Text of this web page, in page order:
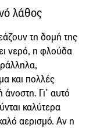
λάθος
τη δομή της
νερό, η φλούδα
και πολλές
Γι’ αυτό
καλύτερα
αερισμό. Αν η